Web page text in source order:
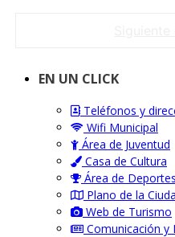
EN UN CLICK
Teléfonos y
Wifi Municipal
Área de Juventud
Casa de Cultura
Área de Deportes
Plano de la
Web de Turismo
Comunicación y